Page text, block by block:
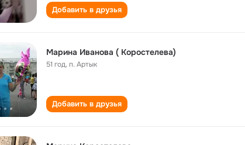
Добавить в друзья
Марина Иванова ( Коростелева)
51 год,п. Артык
Добавить в друзья